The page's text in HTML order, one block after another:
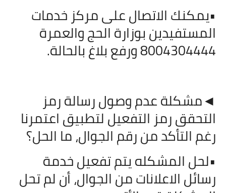
•يمكنك الاتصال على مركز خدمات
المستفيدين بوزارة الحج والعمرة
8004304444 ورفع بلاغ بالحالة.
◄مشكلة عدم وصول رسالة رمز
التحقق رمز التفعيل لتطبيق اعتمرنا
رغم التأكد من رقم الجوال، ما الحل؟
•لحل المشكله يتم تفعيل خدمة
رسائل الاعلانات من الجوال، أن لم تحل